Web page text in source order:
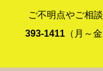
ご不明点やご相
393-1411（月～